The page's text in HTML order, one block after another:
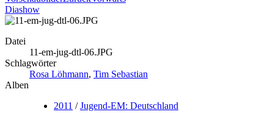
Diashow
Datei
11-em-jug-dtl-06.JPG
Schlagwörter
Rosa Löhmann, Tim Sebastian
Alben
2011 /Jugend-EM: Deutschland